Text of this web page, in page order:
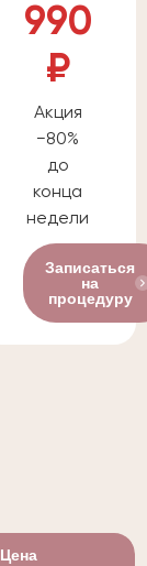
990
₽
Акция
−80%
до
конца
недели
Записаться
на
процедуру
Цена